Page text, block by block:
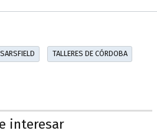
TALLERES DE CÓRDOBA
interesar